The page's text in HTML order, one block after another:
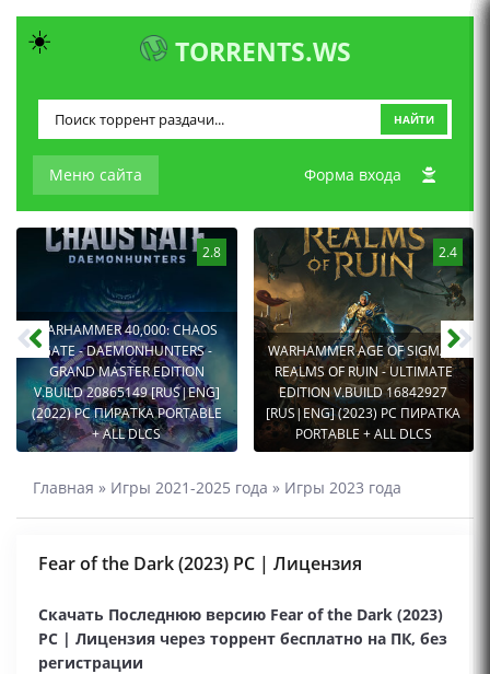
TORRENTS.WS
Меню сайта
НАЙТИ
Форма входа
2.8
WARHAMMER 40,000: CHAOS
GATE - DAEMONHUNTERS -
GRAND MASTER EDITION
V.BUILD 20865149 [RUS|ENG]
(2022) PC ПИРАТКА PORTABLE
+ ALL DLCS
2.4
WARHAMMER AGE OF SIGMAR:
REALMS OF RUIN - ULTIMATE
EDITION V.BUILD 16842927
[RUS|ENG] (2023) PC ПИРАТКА
PORTABLE + ALL DLCS
Главная » Игры 2021-2025 года » Игры 2023 года
Fear of the Dark (2023) PC | Лицензия
Скачать Последнюю версию Fear of the Dark (2023)
PC | Лицензия через торрент бесплатно на ПК, без
регистрации
☀️